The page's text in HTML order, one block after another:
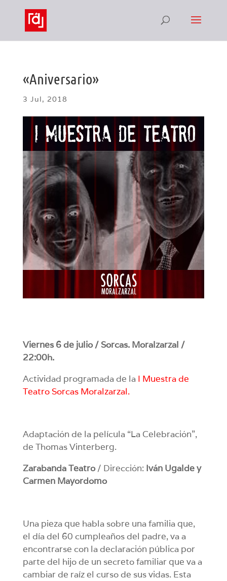
«Aniversario»
3 Jul, 2018
Viernes 6 de julio / Sorcas. Moralzarzal /
22:00h.
Actividad programada de laI Muestra de
Teatro Sorcas Moralzarzal.
Adaptación de la película “La Celebración”,
de Thomas Vinterberg.
Zarabanda Teatro/ Dirección: Iván Ugalde y
Carmen Mayordomo
Una pieza que habla sobre una familia que,
el día del 60 cumpleaños del padre, va a
encontrarse con la declaración pública por
parte del hijo de un secreto familiar que va a
cambiar de raíz el curso de sus vidas. Esta